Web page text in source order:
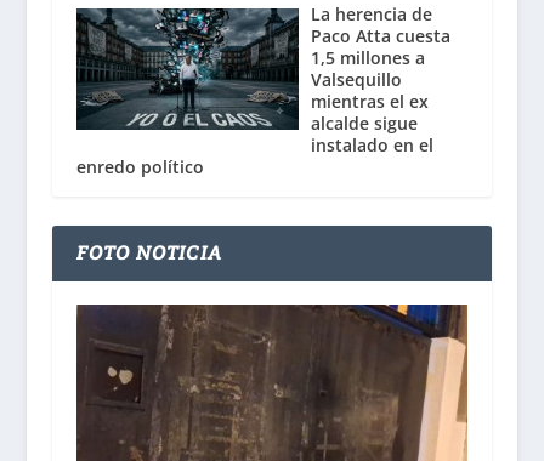
La herencia de
Paco Atta cuesta
1,5 millones a
Valsequillo
mientras el ex
alcalde sigue
instalado en el
enredo político
FOTO NOTICIA